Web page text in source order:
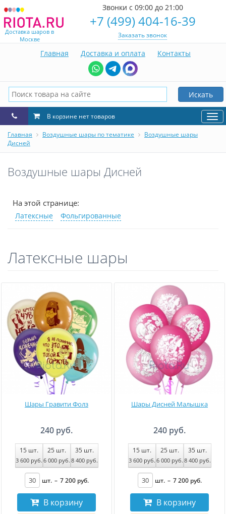
Доставка шаров в
Москве
Звонки с 09:00 до 21:00
+7 (499) 404-16-39
Заказать звонок
Главная Доставка и оплата Контакты
Искать
В корзине нет товаров
Главная Воздушные шары по тематике
Воздушные шары
Дисней
Воздушные шары Дисней
На этой странице:
Латексные Фольгированные
Латексные шары
Шары Гравити Фолз
240 руб.
15шт.
3 600 руб.
25шт.
6 000 руб.
35шт.
8 400 руб.
шт. – 7 200 руб.
В корзину
Шары Дисней Малышка
240 руб.
15шт.
3 600 руб.
25шт.
6 000 руб.
35шт.
8 400 руб.
шт. – 7 200 руб.
В корзину